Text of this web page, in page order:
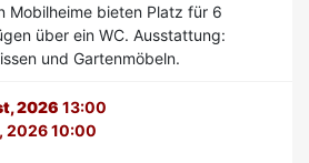
Mobilheime bieten Platz für 6
über ein WC. Ausstattung:
und Gartenmöbeln.
2026 13:00
2026 10:00